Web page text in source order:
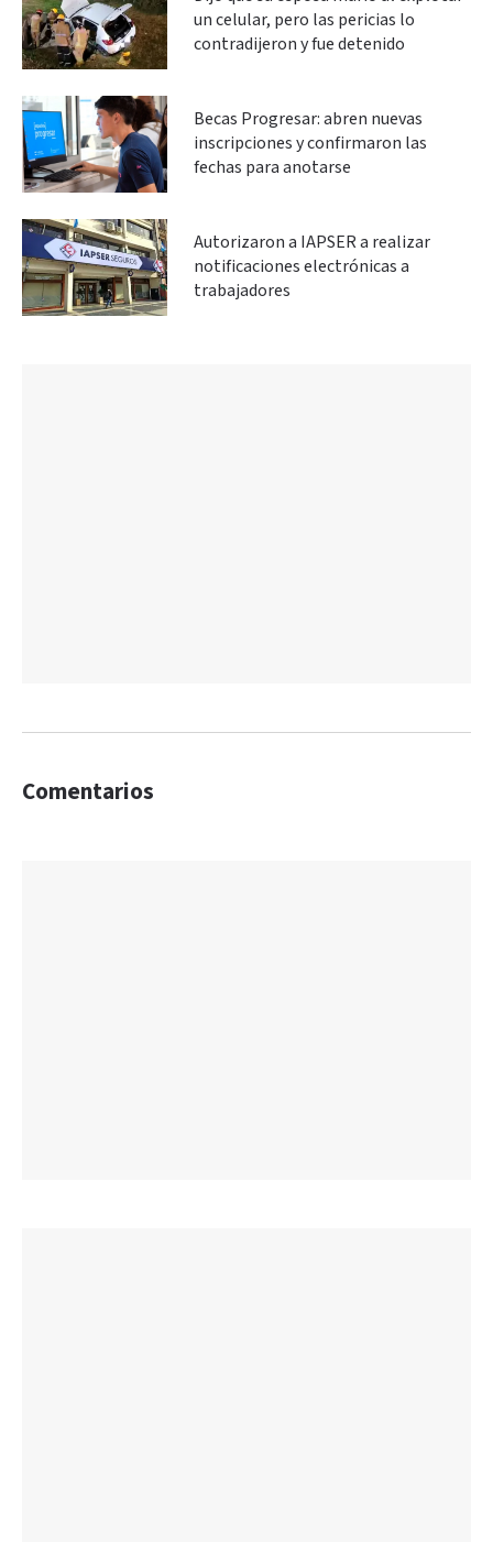
un celular, pero las pericias lo
contradijeron y fue detenido
Becas Progresar: abren nuevas
inscripciones y confirmaron las
fechas para anotarse
Autorizaron a IAPSER a realizar
notificaciones electrónicas a
trabajadores
Comentarios